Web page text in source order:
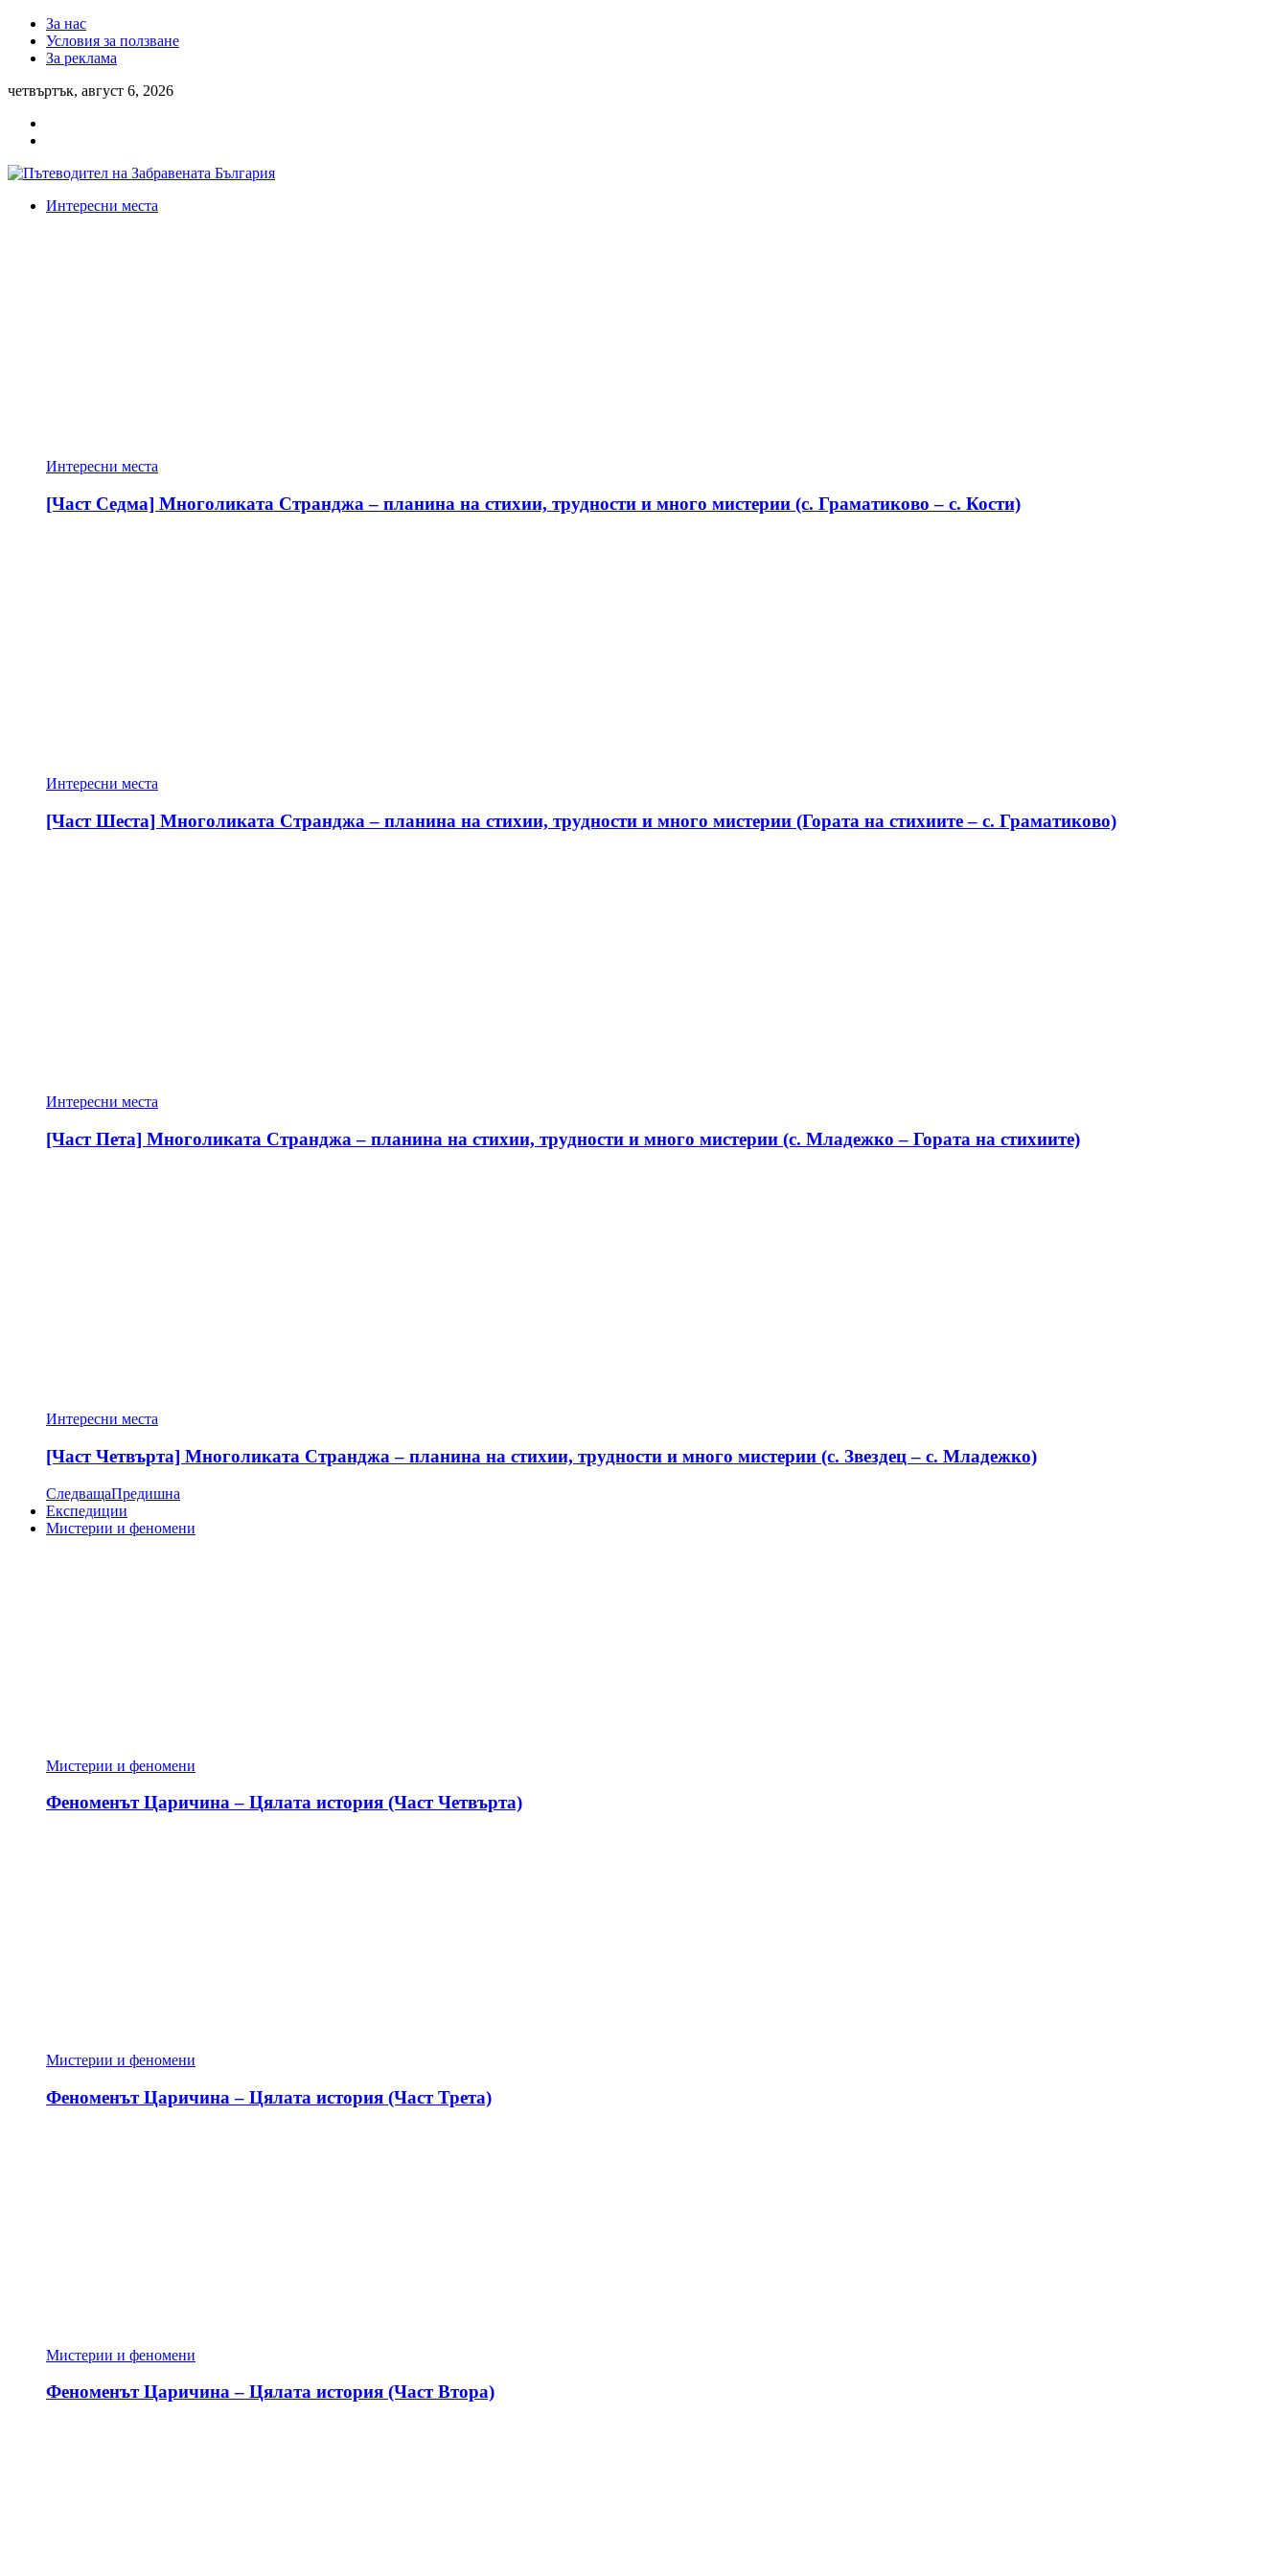
За нас
Условия за ползване
За реклама
четвъртък, август 6, 2026
Интересни места
Интересни места
[Част Седма] Многоликата Странджа – планина на стихии, трудности и много мистерии (с. Граматиково – с. Кости)
Интересни места
[Част Шеста] Многоликата Странджа – планина на стихии, трудности и много мистерии (Гората на стихиите – с. Граматиково)
Интересни места
[Част Пета] Многоликата Странджа – планина на стихии, трудности и много мистерии (с. Младежко – Гората на стихиите)
Интересни места
[Част Четвърта] Многоликата Странджа – планина на стихии, трудности и много мистерии (с. Звездец – с. Младежко)
СледващаПредишна
Експедиции
Мистерии и феномени
Мистерии и феномени
Феноменът Царичина – Цялата история (Част Четвърта)
Мистерии и феномени
Феноменът Царичина – Цялата история (Част Трета)
Мистерии и феномени
Феноменът Царичина – Цялата история (Част Втора)